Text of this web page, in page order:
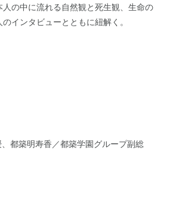
人の中に流れる自然観と死生観、生命の
インタビューとともに紐解く。
都築明寿香／都築学園グループ副総